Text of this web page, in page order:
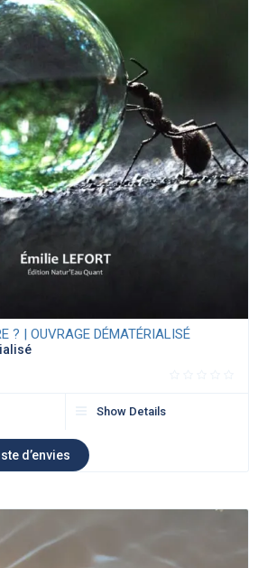
? | OUVRAGE DÉMATÉRIALISÉ
Show Details
d’envies